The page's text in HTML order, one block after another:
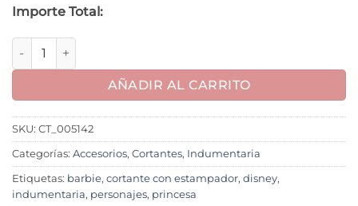
Importe Total:
Zapatos Princesa M1 cantidad
AÑADIR AL CARRITO
SKU: CT_005142
Categorías: Accesorios, Cortantes, Indumentaria
Etiquetas: barbie, cortante con estampador, disney,
indumentaria, personajes, princesa